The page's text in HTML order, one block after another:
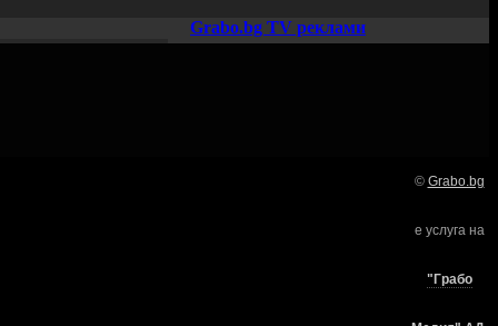
Grabo.bg TV реклами
© Grabo.bg
е услуга на
"Грабо